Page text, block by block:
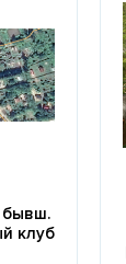
бывш.
клуб